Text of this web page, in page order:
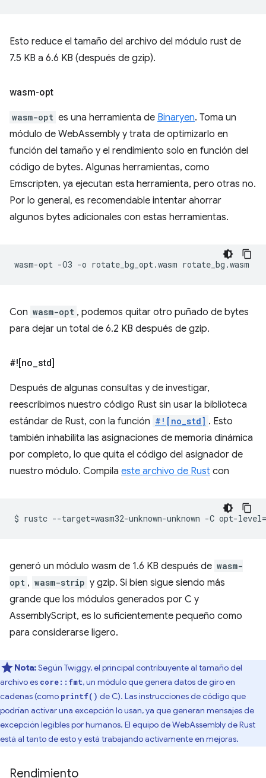
Esto reduce el tamaño del archivo del módulo rust de
7.5 KB a 6.6 KB (después de gzip).
wasm-opt
wasm-opt es una herramienta de Binaryen. Toma un
módulo de WebAssembly y trata de optimizarlo en
función del tamaño y el rendimiento solo en función del
código de bytes. Algunas herramientas, como
Emscripten, ya ejecutan esta herramienta, pero otras no.
Por lo general, es recomendable intentar ahorrar
algunos bytes adicionales con estas herramientas.
wasm-opt -O3 -o rotate_bg_opt.wasm
Con wasm-opt , podemos quitar otro puñado de bytes
para dejar un total de 6.2 KB después de gzip.
#![no std]
Después de algunas consultas y de investigar,
reescribimos nuestro código Rust sin usar la biblioteca
estándar de Rust, con la función #![no_std] . Esto
también inhabilita las asignaciones de memoria dinámica
por completo, lo que quita el código del asignador de
nuestro módulo. Compila este archivo de Rust con
$ rustc --target=wasm32-unknown-unknown -C opt-level=
generó un módulo wasm de 1.6 KB después de wasm-
opt , wasm-strip y gzip. Si bien sigue siendo más
grande que los módulos generados por C y
AssemblyScript, es lo suficientemente pequeño como
para considerarse ligero.
Nota:Según Twiggy, el principal contribuyente al tamaño del
archivo es core::fmt, un módulo que genera datos de giro en
cadenas (como printf() de C). Las instrucciones de código que
podrían activar una excepción lo usan, ya que generan mensajes de
excepción legibles por humanos. El equipo de WebAssembly de Rust
está al tanto de esto y está trabajando activamente en mejoras.
Rendimiento